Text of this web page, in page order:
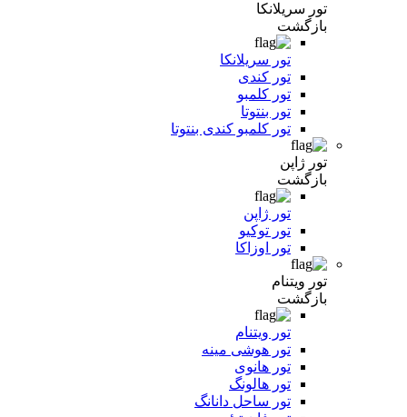
تور سریلانکا
بازگشت
تور سریلانکا
تور کندی
تور کلمبو
تور بنتوتا
تور کلمبو کندی بنتوتا
تور ژاپن
بازگشت
تور ژاپن
تور توکیو
تور اوزاکا
تور ویتنام
بازگشت
تور ویتنام
تور هوشی مینه
تور هانوی
تور هالونگ
تور ساحل دانانگ